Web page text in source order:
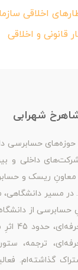
شهرابی
در حوزه‌های
داخلی و
معاونِ ریسک و
مسیر دانشگاهی،
حسابرسی از
کرده‌ام.
ترجمه،
گذاشته‌ام.